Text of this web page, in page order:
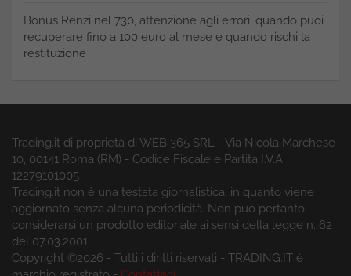
Bonus Renzi nel 730, attenzione agli errori: quando puoi
recuperare fino a 100 euro al mese e quando rischi la
restituzione
Trading.it di proprietà di WEB 365 SRL - Via Nicola Marchese
10, 00141 Roma (RM) - Codice Fiscale e Partita I.V.A.
12279101005
Trading.it non è una testata giornalistica, in quanto viene
aggiornato senza alcuna periodicità. Non può pertanto
considerarsi un prodotto editoriale ai sensi della legge n. 62
del 07.03.2001
Copyright ©2026 - Tutti i diritti riservati - TRADING.IT è